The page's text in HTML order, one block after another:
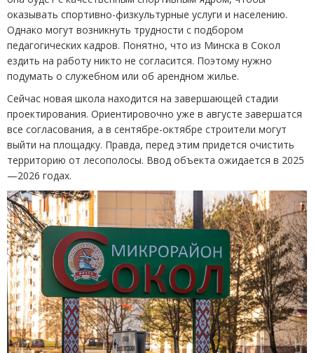
оказывать спортивно-физкультурные услуги и населению.
Однако могут возникнуть трудности с подбором
педагогических кадров. Понятно, что из Минска в Сокол
ездить на работу никто не согласится. Поэтому нужно
подумать о служебном или об арендном жилье.
Сейчас новая школа находится на завершающей стадии
проектирования. Ориентировочно уже в августе завершатся
все согласования, а в сентябре-октябре строители могут
выйти на площадку. Правда, перед этим придется очистить
территорию от лесополосы. Ввод объекта ожидается в 2025
—2026 годах.